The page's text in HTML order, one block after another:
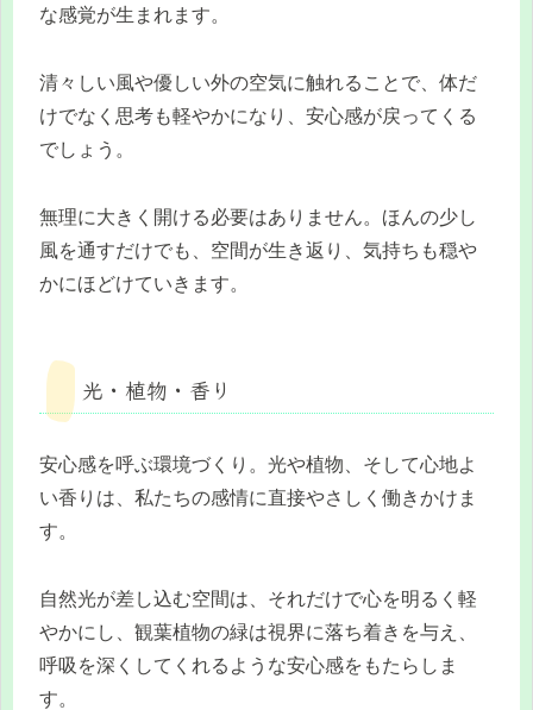
な感覚が生まれます。
清々しい風や優しい外の空気に触れることで、体だ
けでなく思考も軽やかになり、安心感が戻ってくる
でしょう。
無理に大きく開ける必要はありません。ほんの少し
風を通すだけでも、空間が生き返り、気持ちも穏や
かにほどけていきます。
光・植物・香り
安心感を呼ぶ環境づくり。光や植物、そして心地よ
い香りは、私たちの感情に直接やさしく働きかけま
す。
自然光が差し込む空間は、それだけで心を明るく軽
やかにし、観葉植物の緑は視界に落ち着きを与え、
呼吸を深くしてくれるような安心感をもたらしま
す。